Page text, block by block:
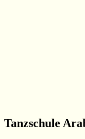
Tanzschule